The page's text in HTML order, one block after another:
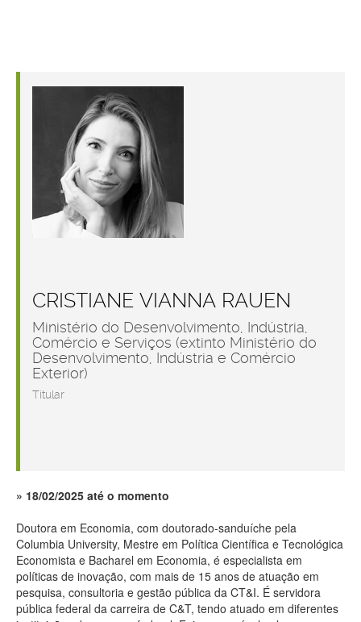
CRISTIANE VIANNA RAUEN
Ministério do Desenvolvimento, Indústria,
Comércio e Serviços (extinto Ministério do
Desenvolvimento, Indústria e Comércio
Exterior)
Titular
18/02/2025 até o momento
Doutora em Economia, com doutorado-sanduíche pela
Columbia University, Mestre em Política Científica e Tecnológica
Economista e Bacharel em Economia, é especialista em
políticas de inovação, com mais de 15 anos de atuação em
pesquisa, consultoria e gestão pública da CT&I. É servidora
pública federal da carreira de C&T, tendo atuado em diferentes